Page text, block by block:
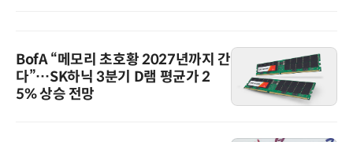
BofA “메모리 초호황 2027년까지 간
다”…SK하닉 3분기 D램 평균가 2
5% 상승 전망